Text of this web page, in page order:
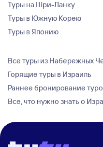
Туры на Шри-Ланку
Туры в Южную Корею
Туры в Японию
Все туры из Набережных
Горящие туры в Израиль
Раннее бронирование
Все, что нужно знать о